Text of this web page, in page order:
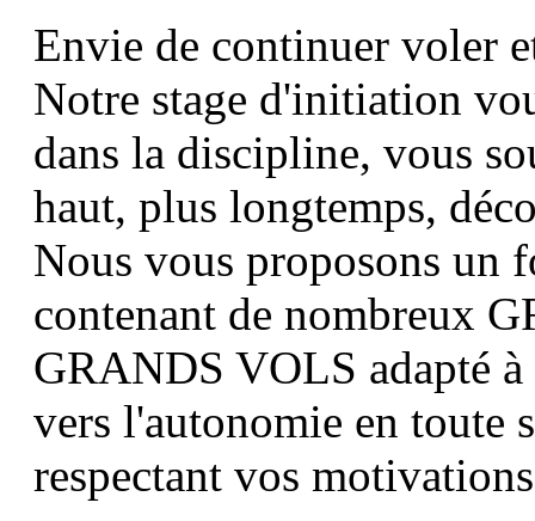
Envie de continuer voler
Notre stage d'initiation
dans la discipline, vous
haut, plus longtemps,
Nous vous proposons un
contenant de nombreux
GRANDS VOLS adapté
vers l'autonomie en toute
respectant vos